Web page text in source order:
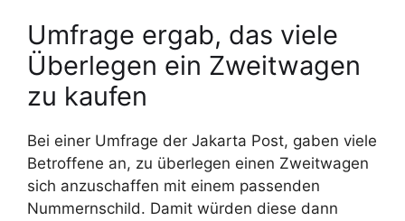
Umfrage ergab, das viele
Überlegen ein Zweitwagen
zu kaufen
Bei einer Umfrage der Jakarta Post, gaben viele
Betroffene an, zu überlegen einen Zweitwagen
sich anzuschaffen mit einem passenden
Nummernschild. Damit würden diese dann